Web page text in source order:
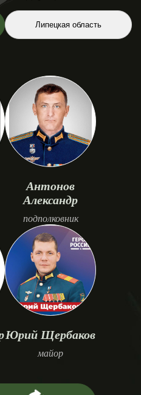
Липецкая область
Антонов
Александр
подполковник
Юрий Щербаков
майор